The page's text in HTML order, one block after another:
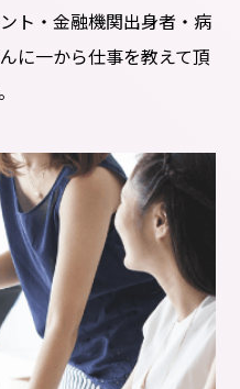
ト・金融機関出身者・病
に一から仕事を教えて頂